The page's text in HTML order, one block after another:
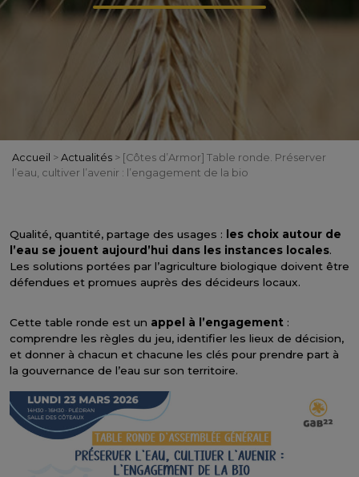
Accueil > Actualités > [Côtes d’Armor] Table ronde. Préserver
l’eau, cultiver l’avenir : l’engagement de la bio
Qualité, quantité, partage des usages :
les choix autour de
l’eau se jouent aujourd’hui dans les instances locales.
Les solutions portées par l’agriculture biologique doivent être
défendues et promues auprès des décideurs locaux.
Cette table ronde est un appel à l’engagement :
comprendre les règles du jeu, identifier les lieux de décision,
et donner à chacun et chacune les clés pour prendre part à
la gouvernance de l’eau sur son territoire.